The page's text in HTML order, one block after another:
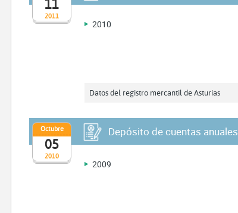
2011
11
2010
Datos del registro mercantil de Asturias
2010
Octubre
05
Depósito de cuentas anuales
2009